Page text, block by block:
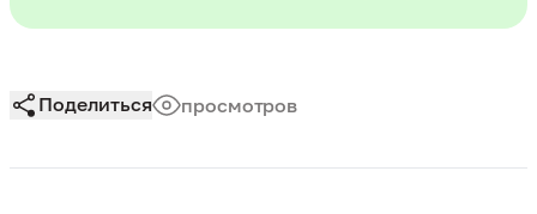
Поделиться просмотров